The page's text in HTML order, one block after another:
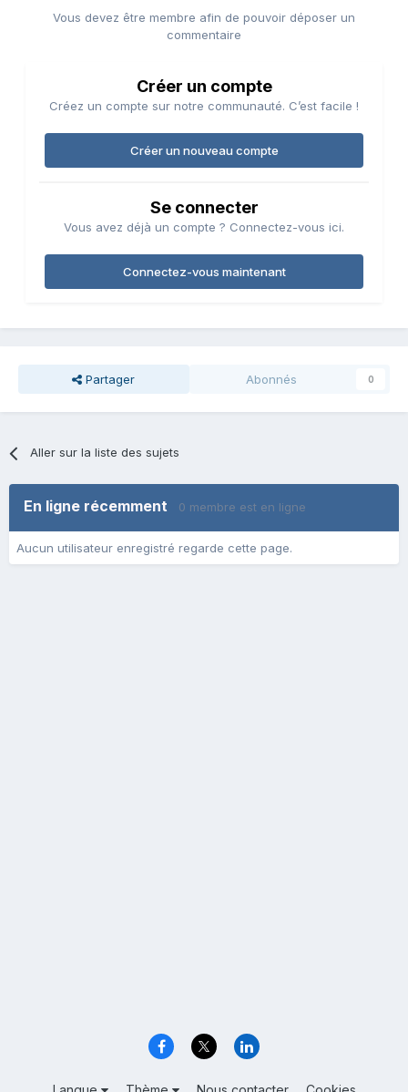
Vous devez être membre afin de pouvoir déposer un
commentaire
Créer un compte
Créez un compte sur notre communauté. C’est facile !
Créer un nouveau compte
Se connecter
Vous avez déjà un compte ? Connectez-vous ici.
Connectez-vous maintenant
Partager Abonnés 0
Aller sur la liste des sujets
En ligne récemment 0 membre est en ligne
Aucun utilisateur enregistré regarde cette page.